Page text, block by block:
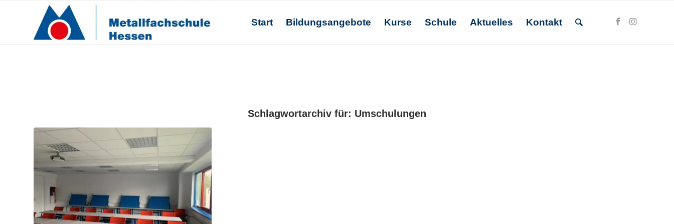
Start Bildungsangebote Kurse Schule Aktuelles Kontakt
Schlagwortarchiv für: Umschulungen